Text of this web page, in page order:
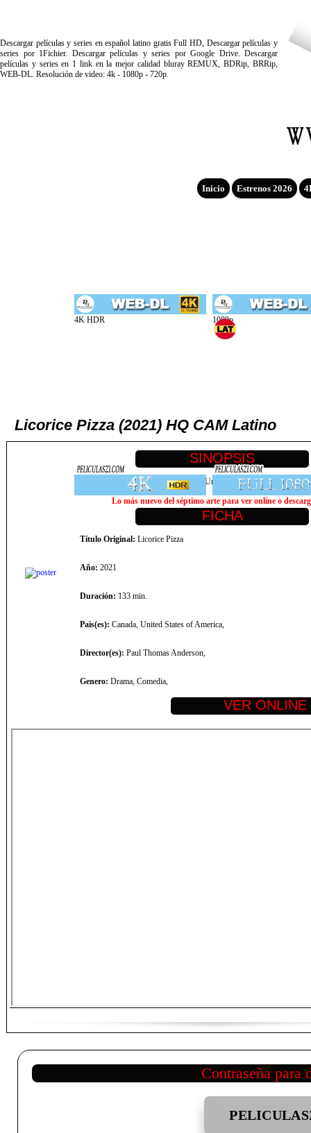
Descargar películas y series en español latino gratis Full HD, Descargar películas y
series por 1Fichier. Descargar películas y series por Google Drive. Descargar
películas y series en 1 link en la mejor calidad bluray REMUX, BDRip, BRRip,
WEB-DL. Resolución de video: 4k - 1080p - 720p.
Inicio Estrenos 2026
Licorice Pizza (2021) HQ CAM Latino
Años 70 en el valle de San Fernando. Un estudiante de instituto
Lo más nuevo del séptimo arte para ver online o
Título Original: Licorice Pizza
Año: 2021
Duración: 133 min.
Pais(es): Canada, United States of America,
Director(es): Paul Thomas Anderson,
Genero: Drama, Comedia,
Contraseña para